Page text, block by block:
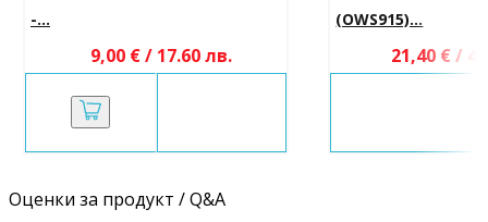
-...
9,00 € / 17.60 лв.
(OWS915)...
21,40 € /
Оценки за продукт / Q&A